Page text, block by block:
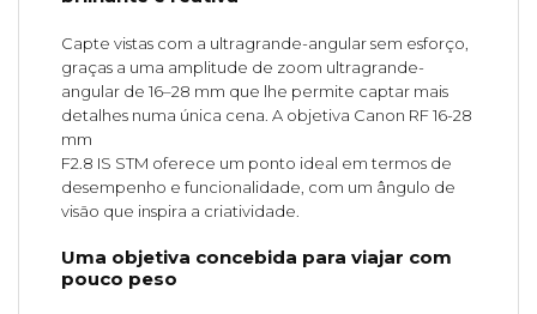
Capte vistas com a ultragrande-angular sem esforço,
graças a uma amplitude de zoom ultragrande-
angular de 16–28 mm que lhe permite captar mais
detalhes numa única cena. A objetiva Canon RF 16-28
mm
F2.8 IS STM oferece um ponto ideal em termos de
desempenho e funcionalidade, com um ângulo de
visão que inspira a criatividade.
Uma objetiva concebida para viajar com
pouco peso